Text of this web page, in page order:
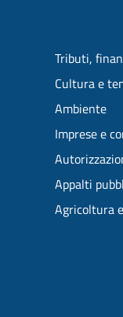
Tributi,
Cultura e
Ambiente
Imprese e
Appalti
Agricoltura